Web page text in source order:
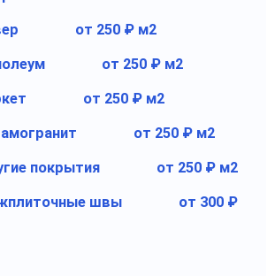
от 250 ₽ м2
от 250 ₽ м2
от 250 ₽ м2
от 250 ₽ м2
покрытия от 250 ₽ м2
швы
от 300 ₽